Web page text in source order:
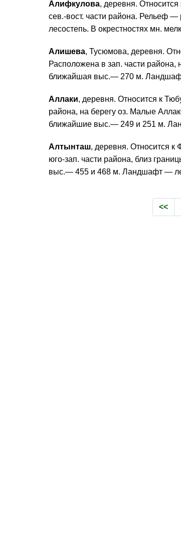
Алифкулова, деревня.
сев.-вост. части района.
лесостепь. В окрестностях мн.
Алишева, Тусюмова, деревня.
Расположена в зап. части
ближайшая выс.— 270 м.
Аллаки, деревня. Относится к
района, на берегу оз. Малые
ближайшие выс.— 249 и 251 м.
Алтынташ, деревня. Относится к
юго-зап. части района, близ
выс.— 455 и 468 м. Ландшафт —
<<